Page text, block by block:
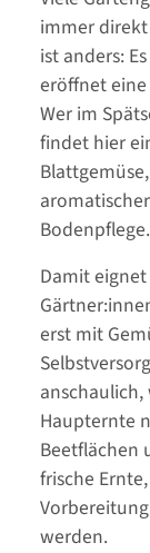
immer direkt
ist anders:
eröffnet
Wer im
findet hier
Blattgemüse,
Bodenpflege.
Damit
erst mit
Haupternte
Beetflächen
frische
werden.